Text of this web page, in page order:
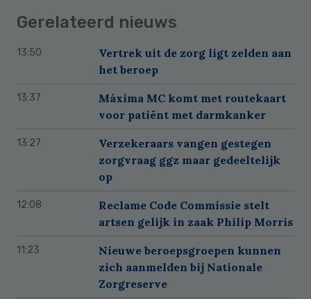
Gerelateerd nieuws
13:50
Vertrek uit de zorg ligt zelden aan
het beroep
13:37
Máxima MC komt met routekaart
voor patiënt met darmkanker
13:27
Verzekeraars vangen gestegen
zorgvraag ggz maar gedeeltelijk
op
12:08
Reclame Code Commissie stelt
artsen gelijk in zaak Philip Morris
11:23
Nieuwe beroepsgroepen kunnen
zich aanmelden bij Nationale
Zorgreserve